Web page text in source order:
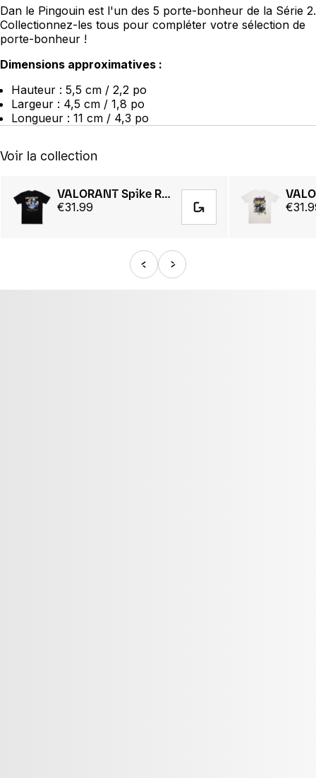
Dan le Pingouin est l'un des 5 porte-bonheur de la Série 2.
Collectionnez-les tous pour compléter votre sélection de
porte-bonheur !
Dimensions approximatives :
Hauteur : 5,5 cm / 2,2 po
Largeur : 4,5 cm / 1,8 po
Longueur : 11 cm / 4,3 po
Voir la collection
VALORANT Spike Rush Tee
€31.99